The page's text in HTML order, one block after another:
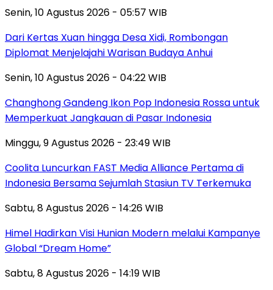
Senin, 10 Agustus 2026 - 05:57 WIB
Dari Kertas Xuan hingga Desa Xidi, Rombongan
Diplomat Menjelajahi Warisan Budaya Anhui
Senin, 10 Agustus 2026 - 04:22 WIB
Changhong Gandeng Ikon Pop Indonesia Rossa untuk
Memperkuat Jangkauan di Pasar Indonesia
Minggu, 9 Agustus 2026 - 23:49 WIB
Coolita Luncurkan FAST Media Alliance Pertama di
Indonesia Bersama Sejumlah Stasiun TV Terkemuka
Sabtu, 8 Agustus 2026 - 14:26 WIB
Himel Hadirkan Visi Hunian Modern melalui Kampanye
Global “Dream Home”
Sabtu, 8 Agustus 2026 - 14:19 WIB